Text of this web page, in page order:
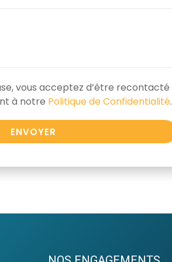
vous acceptez d’être recontacté
à notre Politique de Confidentialité.
ENVOYER